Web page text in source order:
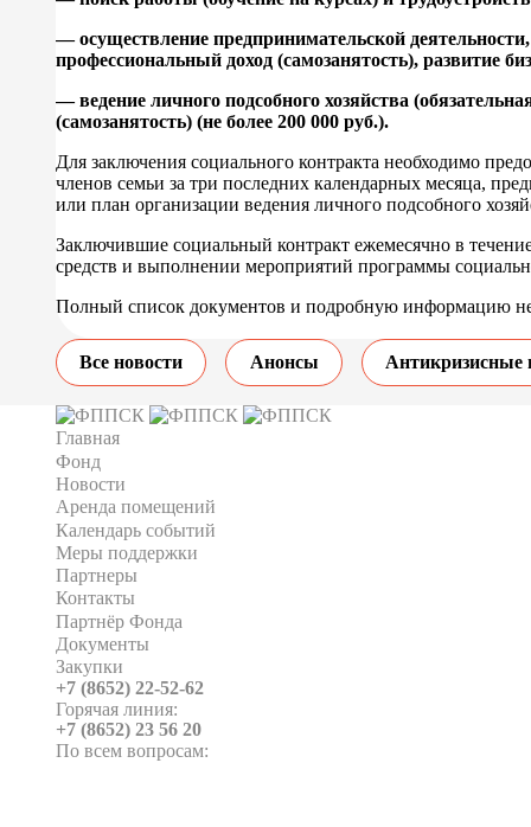
—осуществление предпринимательской
профессиональный доход (самозанятость), развитие
—ведение личного подсобного хозяйства
(самозанятость) (не более 200 000 руб.).
Для заключения социального контракта необходимо
членов семьи за три последних календарных месяца,
или план организации ведения личного подсобного
Заключившие социальный контракт ежемесячно в
средств и выполнении мероприятий программы
Полный список документов и подробную информацию
Все новости Анонсы Антикризисные
Главная
Фонд
Новости
Аренда помещений
Календарь событий
Меры поддержки
Партнеры
Контакты
Партнёр Фонда
Документы
Закупки
+7 (8652) 22-52-62
Горячая линия:
+7 (8652) 23 56 20
По всем вопросам: